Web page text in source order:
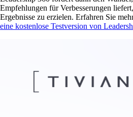
Empfehlungen für Verbesserungen
Ergebnisse zu erzielen. Erfahren Sie
eine kostenlose Testversion von